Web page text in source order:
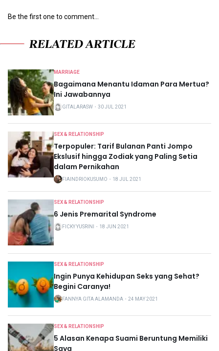
Be the first one to comment...
RELATED ARTICLE
MARRIAGE
Bagaimana Menantu Idaman Para Mertua?
Ini Jawabannya
GITALARASW ・ 30 JUL 2021
SEX & RELATIONSHIP
Terpopuler: Tarif Bulanan Panti Jompo
Ekslusif hingga Zodiak yang Paling Setia
dalam Pernikahan
FIAINDRIOKUSUMO ・ 18 JUL 2021
SEX & RELATIONSHIP
6 Jenis Premarital Syndrome
FICKY YUSRINI ・ 18 JUN 2021
SEX & RELATIONSHIP
Ingin Punya Kehidupan Seks yang Sehat?
Begini Caranya!
FANNYA GITA ALAMANDA ・ 24 MAY 2021
SEX & RELATIONSHIP
5 Alasan Kenapa Suami Beruntung Memiliki
Saya